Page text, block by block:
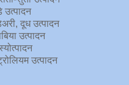
उत्पादन
दूध उत्पादन
उत्पादन
उत्पादन